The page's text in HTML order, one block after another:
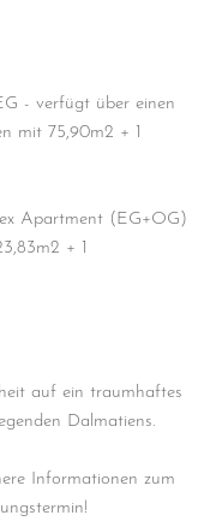
- verfügt über einen
mit 75,90m2 + 1
Apartment (EG+OG)
+ 1
auf ein traumhaftes
Dalmatiens.
Informationen zum